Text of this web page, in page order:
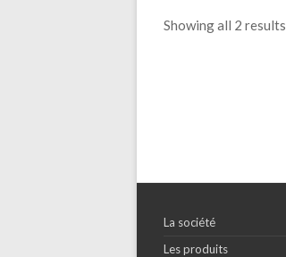
Showing all 2 results
La société
Les produits